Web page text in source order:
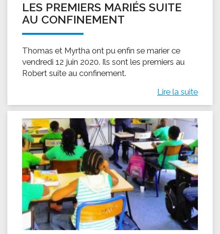
LES PREMIERS MARIÉS SUITE
AU CONFINEMENT
Thomas et Myrtha ont pu enfin se marier ce
vendredi 12 juin 2020. Ils sont les premiers au
Robert suite au confinement.
Lire la suite